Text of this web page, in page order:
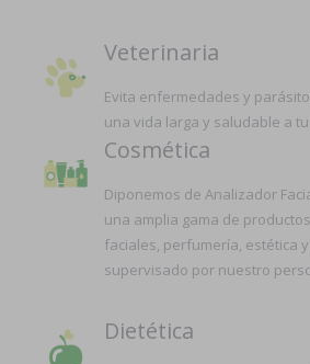
Veterinaria
Evita enfermedades y
una vida larga y saludable a
Cosmética
Diponemos de Analizador
una amplia gama de
faciales, perfumería, estética
supervisado por nuestro
Dietética